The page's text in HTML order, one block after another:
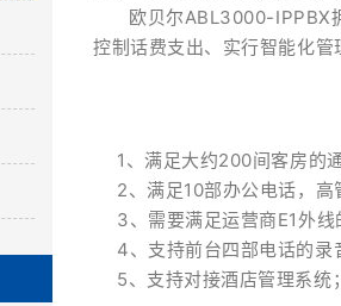
欧贝尔ABL3000-IPPBX
控制话费支出、实行智能化管
1、满足大约200间客房的
2、满足10部办公电话，高
3、需要满足运营商E1外线
4、支持前台四部电话的录
5、支持对接酒店管理系统；